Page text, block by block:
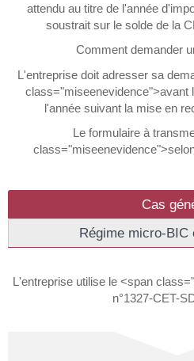
attendu au titre de l'année
soustrait sur le solde de la
Comment demander
L'entreprise doit adresser sa
class="miseenevidence">avant
l'année suivant la mise en
Le formulaire à
Cas
Régime micro-BIC
L'entreprise utilise le <span
n°1327-CET-